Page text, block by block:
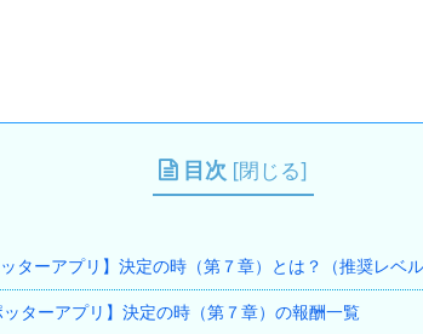
目次 [閉じる]
ターアプリ】決定の時（第７章）とは？（推奨レベ
ッターアプリ】決定の時（第７章）の報酬一覧